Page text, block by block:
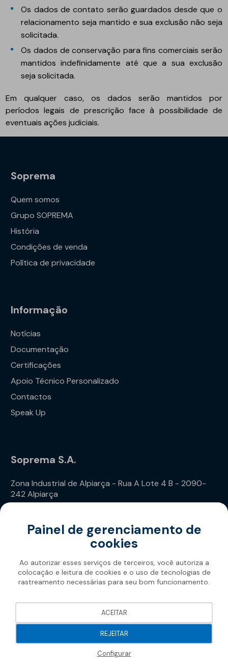
Os dados de contato serão guardados desde que o
relacionamento seja mantido e sua exclusão não seja
solicitada.
Os dados de conservação para fins comerciais serão
mantidos indefinidamente até que a sua exclusão
seja solicitada.
Em qualquer caso, os dados serão mantidos por
períodos legais de prescrição face à possibilidade de
eventuais ações judiciais.
Soprema
Quem somos
Grupo SOPREMA
História
Condições de venda
Política de privacidade
Informação
Notícias
Documentação
Certificações
Apoio Técnico Personalizado
Contactos
Speak Up
Soprema S.A.
Zona Industrial de Alpiarça - Rua A Lote 4 B - 2090-
242 Alpiarça
Soprema 2026
Painel de gerenciamento de
cookies
Ao autorizar esses serviços de terceiros, você autoriza a
colocação e leitura de cookies e o uso de tecnologias de
rastreamento necessárias para seu bom funcionamento.
REJEITAR
Configurar
ACEITAR